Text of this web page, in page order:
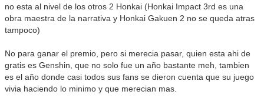
no esta al nivel de los otros 2 Honkai (Honkai Impact 3rd es una
obra maestra de la narrativa y Honkai Gakuen 2 no se queda atras
tampoco)
No para ganar el premio, pero si merecia pasar, quien esta ahi de
gratis es Genshin, que no solo fue un año bastante meh, tambien
es el año donde casi todos sus fans se dieron cuenta que su juego
vivia haciendo lo minimo y que merecian mas.